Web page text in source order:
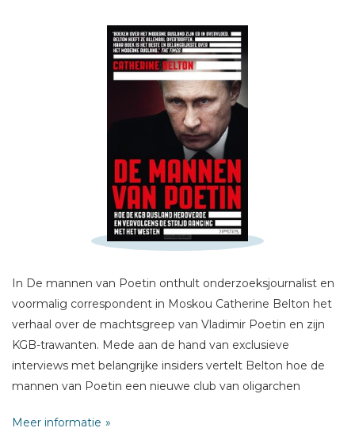
In De mannen van Poetin onthult onderzoeksjournalist en
voormalig correspondent in Moskou Catherine Belton het
verhaal over de machtsgreep van Vladimir Poetin en zijn
KGB-trawanten. Mede aan de hand van exclusieve
interviews met belangrijke insiders vertelt Belton hoe de
mannen van Poetin een nieuwe club van oligarchen
Meer informatie
Schrijf hieronder je review!
E-mail *
Titel *